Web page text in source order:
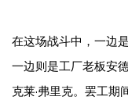
在这场战斗中，一边
一边则是工厂老板安
克莱·弗里克。罢工期